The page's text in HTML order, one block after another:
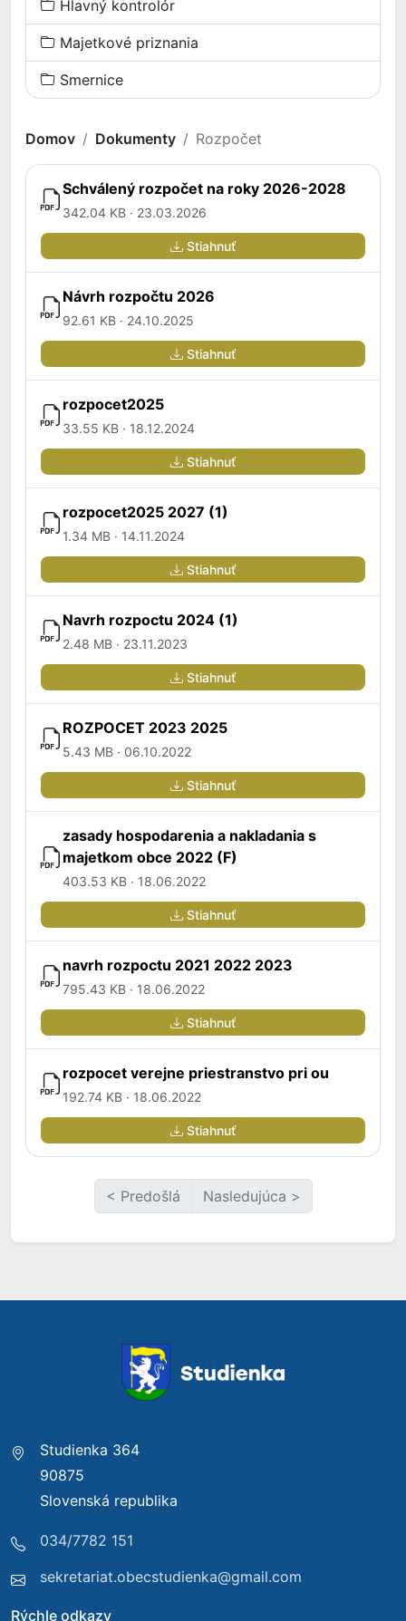
Hlavný kontrolór
Majetkové priznania
Smernice
Domov Dokumenty Rozpočet
Schválený rozpočet na roky 2026-2028
342.04 KB · 23.03.2026
Stiahnuť
Návrh rozpočtu 2026
92.61 KB · 24.10.2025
Stiahnuť
rozpocet2025
33.55 KB · 18.12.2024
Stiahnuť
rozpocet2025 2027 (1)
1.34 MB · 14.11.2024
Stiahnuť
Navrh rozpoctu 2024 (1)
2.48 MB · 23.11.2023
Stiahnuť
ROZPOCET 2023 2025
5.43 MB · 06.10.2022
Stiahnuť
zasady hospodarenia a nakladania s
majetkom obce 2022 (F)
403.53 KB · 18.06.2022
Stiahnuť
navrh rozpoctu 2021 2022 2023
795.43 KB · 18.06.2022
Stiahnuť
rozpocet verejne priestranstvo pri ou
192.74 KB · 18.06.2022
Stiahnuť
< Predošlá Nasledujúca >
Studienka 364
90875
Slovenská republika
034/7782 151
sekretariat.obecstudienka@gmail.com
Rýchle odkazy